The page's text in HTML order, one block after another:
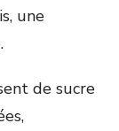
une
de sucre